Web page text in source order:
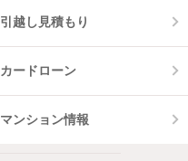
引越し見積もり
カードローン
マンション情報